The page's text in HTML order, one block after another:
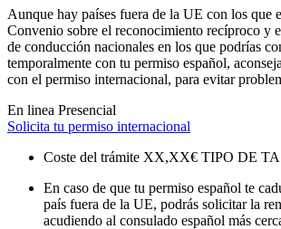
Aunque hay países fuera de la UE con los que
Convenio sobre el reconocimiento recíproco y
de conducción nacionales en los que podrías
temporalmente con tu permiso español,
con el permiso internacional, para evitar
En linea Presencial
Solicita tu permiso internacional
Coste del trámite XX,XX€ TIPO DE
En caso de que tu permiso español te
país fuera de la UE, podrás solicitar la
acudiendo al consulado español más